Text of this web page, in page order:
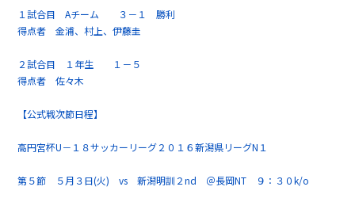
１試合目 Aチーム ３－１ 勝利
得点者 金浦、村上、伊藤圭
２試合目 １年生 １－５
得点者 佐々木
【公式戦次節日程】
高円宮杯U－１８サッカーリーグ２０１６新潟県リーグN１
第５節 ５月３日(火) vs 新潟明訓２nd ＠長岡NT ９：３０k/o